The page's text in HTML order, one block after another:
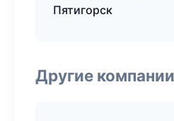
Пятигорск
Другие компании